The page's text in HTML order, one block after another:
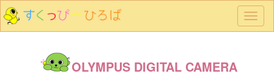
メ
ニ
OLYMPUS DIGITAL CAMERA